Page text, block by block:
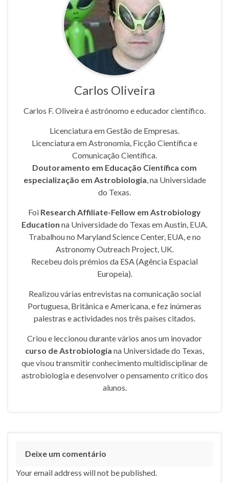
Carlos Oliveira
Carlos F. Oliveira é astrónomo e educador científico.
Licenciatura em Gestão de Empresas.
Licenciatura em Astronomia, Ficção Científica e
Comunicação Científica.
Doutoramento em Educação Científica com
especialização em Astrobiologia, na Universidade
do Texas.
Foi Research Affiliate-Fellow em Astrobiology
Education na Universidade do Texas em Austin, EUA.
Trabalhou no Maryland Science Center, EUA, e no
Astronomy Outreach Project, UK.
Recebeu dois prémios da ESA (Agência Espacial
Europeia).
Realizou várias entrevistas na comunicação social
Portuguesa, Britânica e Americana, e fez inúmeras
palestras e actividades nos três países citados.
Criou e leccionou durante vários anos um inovador
curso de Astrobiologia na Universidade do Texas,
que visou transmitir conhecimento multidisciplinar de
astrobiologia e desenvolver o pensamento crítico dos
alunos.
Deixe um comentário
Your email address will not be published.